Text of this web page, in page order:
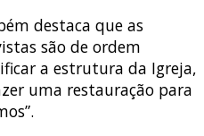
destaca que as
são de ordem
a estrutura da Igreja,
uma restauração para